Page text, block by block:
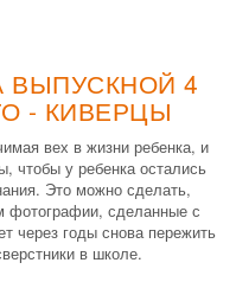
ВЫПУСКНОЙ 4
- КИВЕРЦЫ
вех в жизни ребенка, и
чтобы у ребенка остались
Это можно сделать,
сделанные с
через годы снова пережить
в школе.